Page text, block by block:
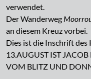
verwendet.
Der Wanderweg
an diesem Kreuz vorbei.
Dies ist die Inschrift des
13.AUGUST IST
VOM BLITZ UND